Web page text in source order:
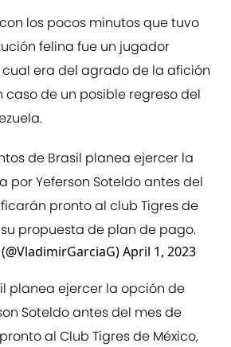
los pocos minutos que tuvo
felina fue un jugador
era del agrado de la afición
de un posible regreso del
de Brasil planea ejercer la
por Yeferson Soteldo antes del
pronto al club Tigres de
propuesta de plan de pago.
April 1, 2023
planea ejercer la opción de
Soteldo antes del mes de
al Club Tigres de México,